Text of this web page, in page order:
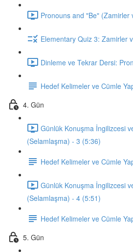
Pronouns and "Be" (Zamirler
Elementary Quiz 3: Zamirler
Dinleme ve Tekrar Dersi:
Hedef Kelimeler ve Cümle
4. Gün
Günlük Konuşma İngilizcesi
(Selamlaşma) - 3 (5:36)
Hedef Kelimeler ve Cümle
Günlük Konuşma İngilizcesi
(Selamlaşma) - 4 (5:51)
Hedef Kelimeler ve Cümle
5. Gün